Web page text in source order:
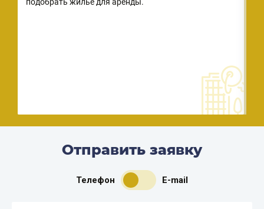
Отправить заявку
Телефон E-mail